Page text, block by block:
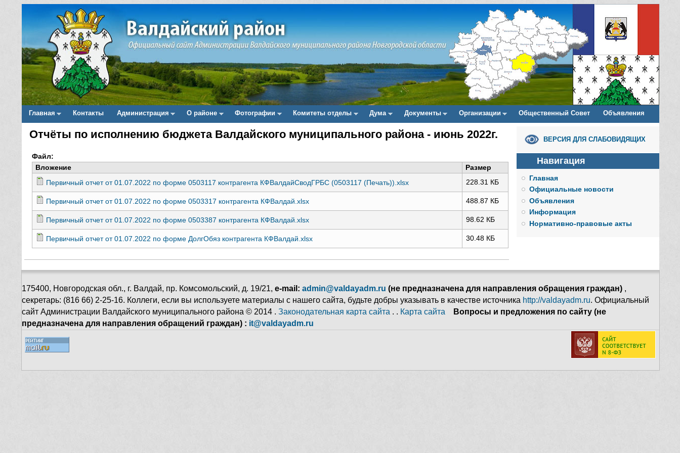
Main menu
Главная Контакты Администрация О районе Фотографии Комитеты отделы Дума Документы Организации Общественный Совет Объявления
Вы здесь
Отчёты по исполнению бюджета Валдайского муниципального района - июнь 2022г.
Файл:
Вложение
Размер
Первичный отчет от 01.07.2022 по форме 0503117 контрагента КФВалдайСводГРБС (0503117 (Печать)).xlsx
228.31 КБ
Первичный отчет от 01.07.2022 по форме 0503317 контрагента КФВалдай.xlsx 488.87 КБ
Первичный отчет от 01.07.2022 по форме 0503387 контрагента КФВалдай.xlsx 98.62 КБ
Первичный отчет от 01.07.2022 по форме ДолгОбяз контрагента КФВалдай.xlsx 30.48 КБ
ВЕРСИЯ ДЛЯ СЛАБОВИДЯЩИХ
Навигация
Главная
Официальные новости
Объявления
Информация
Нормативно-правовые акты
175400, Новгородская обл., г. Валдай, пр. Комсомольский, д. 19/21, e-mail: admin@valdayadm.ru (не предназначена для направления обращения граждан) ,
секретарь: (816 66) 2-25-16. Коллеги, если вы используете материалы с нашего сайта, будьте добры указывать в качестве источника http://valdayadm.ru. Официальный
сайт Администрации Валдайского муниципального района © 2014 . Законодательная карта сайта . . Карта сайта
Вопросы и предложения по сайту (не
предназначена для направления обращений граждан) : it@valdayadm.ru